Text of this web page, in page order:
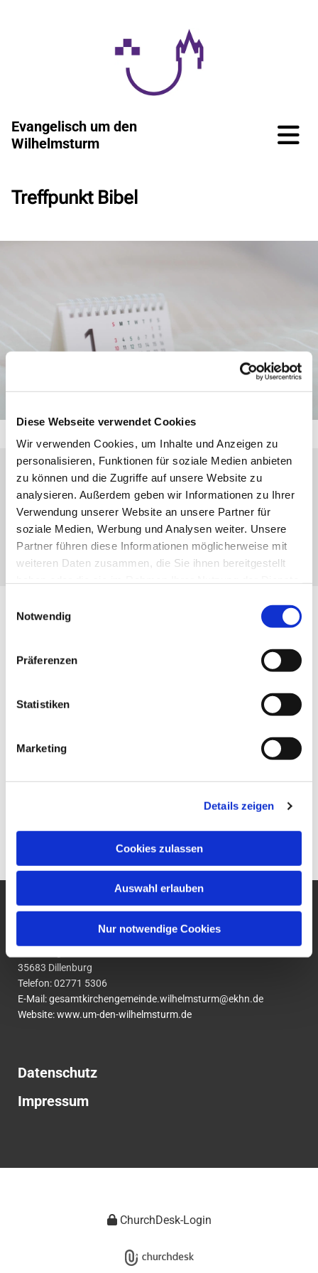
Diese Webseite verwendet Cookies
Wir verwenden Cookies, um Inhalte und Anzeigen zu
personalisieren, Funktionen für soziale Medien anbieten
zu können und die Zugriffe auf unsere Website zu
analysieren. Außerdem geben wir Informationen zu Ihrer
Verwendung unserer Website an unsere Partner für
soziale Medien, Werbung und Analysen weiter. Unsere
Partner führen diese Informationen möglicherweise mit
weiteren Daten zusammen, die Sie ihnen bereitgestellt
Notwendig
Präferenzen
Statistiken
Marketing
Details zeigen
Cookies zulassen
Auswahl erlauben
Nur notwendige Cookies
Evangelisch um den
Wilhelmsturm
Treffpunkt Bibel
Mittwoch, 12. Mai 2027, 19:30 Uhr
Eibach, Weihergarten 17, 35689
Dillenburg-Eibach
um den Wilhelmsturm
35683 Dillenburg
Telefon:02771 5306
E-Mail:gesamtkirchengemeinde.wilhelmsturm@ekhn.de
Website: www.um-den-wilhelmsturm.de
Datenschutz
Impressum
ChurchDesk-Login